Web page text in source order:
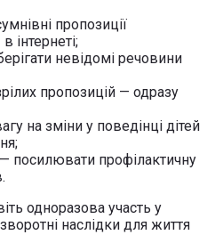
пропозиції
інтернеті;
невідомі речовини
пропозицій — одразу
на зміни у поведінці дітей
посилювати профілактичну
одноразова участь у
наслідки для життя